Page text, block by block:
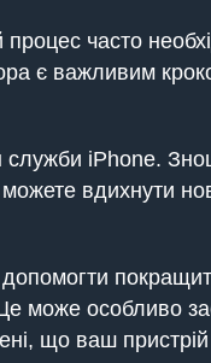
часто
є важливим
служби iPhone.
вдихнути
може особливо
що ваш